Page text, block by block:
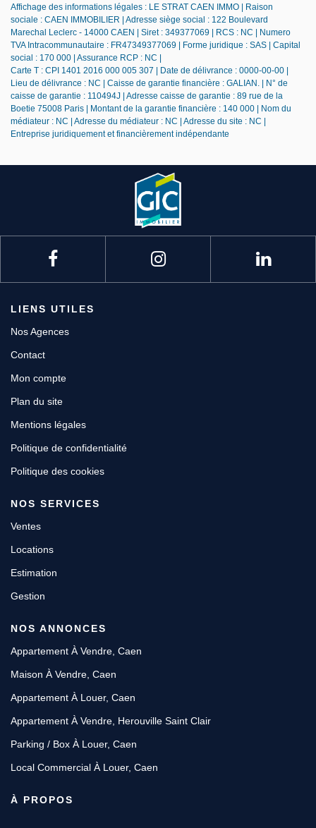
Affichage des informations légales : LE STRAT CAEN IMMO | Raison
sociale : CAEN IMMOBILIER | Adresse siège social : 122 Boulevard
Marechal Leclerc - 14000 CAEN | Siret : 349377069 | RCS : NC | Numero
TVA Intracommunautaire : FR47349377069 | Forme juridique : SAS | Capital
social : 170 000 | Assurance RCP : NC |
Carte T : CPI 1401 2016 000 005 307 | Date de délivrance : 0000-00-00 |
Lieu de délivrance : NC | Caisse de garantie financière : GALIAN. | N° de
caisse de garantie : 110494J | Adresse caisse de garantie : 89 rue de la
Boetie 75008 Paris | Montant de la garantie financière : 140 000 | Nom du
médiateur : NC | Adresse du médiateur : NC | Adresse du site : NC |
Entreprise juridiquement et financièrement indépendante
LIENS UTILES
Nos Agences
Contact
Mon compte
Plan du site
Mentions légales
Politique de confidentialité
Politique des cookies
NOS SERVICES
Ventes
Locations
Estimation
Gestion
NOS ANNONCES
Appartement À Vendre, Caen
Maison À Vendre, Caen
Appartement À Louer, Caen
Appartement À Vendre, Herouville Saint Clair
Parking / Box À Louer, Caen
Local Commercial À Louer, Caen
À PROPOS